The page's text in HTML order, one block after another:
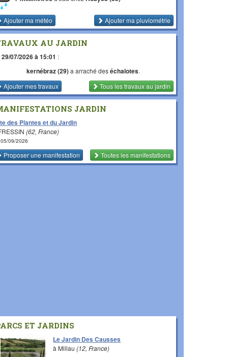
Ajouter ma météo Ajouter ma pluviométrie
AU JARDIN
29/07/2026 à 15:01 :
kernébraz (29)a arraché deséchalotes.
Ajouter mes travaux
Tous les travauxau jardin
JARDIN
des Plantes et du Jardin
(62, France)
09/2026
Proposer une manifestation Toutes les manifestations
ET JARDINS
Le Jardin Des Causses
à Millau(12, France)